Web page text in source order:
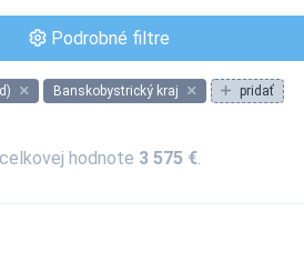
Podrobné filtre
Banskobystrický kraj
pridať
hodnote 3 575 €.